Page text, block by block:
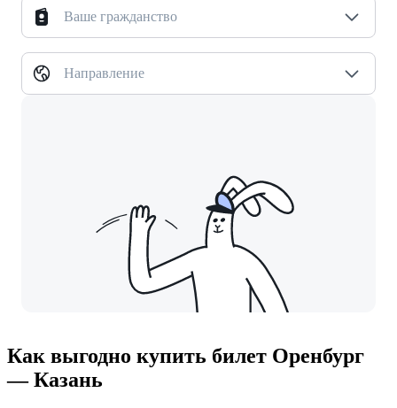
Ваше гражданство
Направление
Как выгодно купить билет Оренбург
— Казань